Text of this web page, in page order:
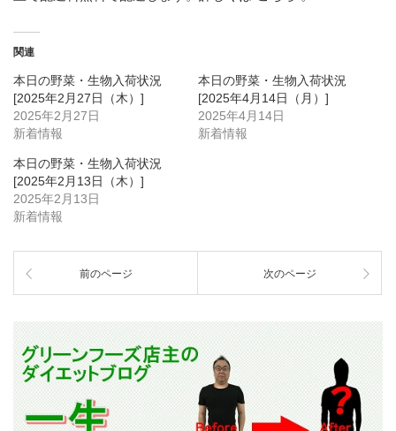
関連
本日の野菜・生物入荷状況
[2025年2月27日（木）]
2025年2月27日
新着情報
本日の野菜・生物入荷状況
[2025年4月14日（月）]
2025年4月14日
新着情報
本日の野菜・生物入荷状況
[2025年2月13日（木）]
2025年2月13日
新着情報
前のページ 次のページ